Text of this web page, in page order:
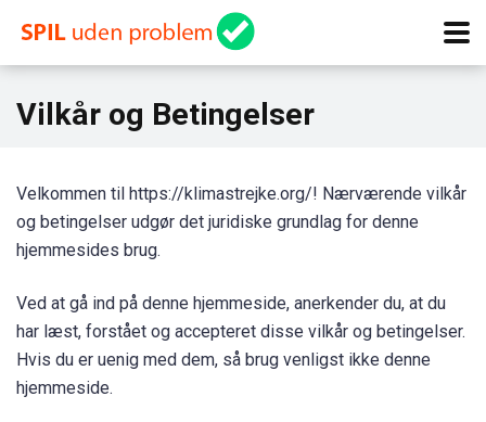
Vilkår og Betingelser
Velkommen til https://klimastrejke.org/! Nærværende vilkår
og betingelser udgør det juridiske grundlag for denne
hjemmesides brug.
Ved at gå ind på denne hjemmeside, anerkender du, at du
har læst, forstået og accepteret disse vilkår og betingelser.
Hvis du er uenig med dem, så brug venligst ikke denne
hjemmeside.